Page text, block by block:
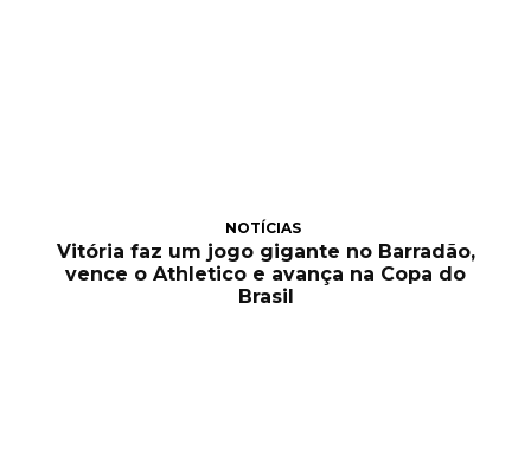
NOTÍCIAS
Vitória faz um jogo gigante no Barradão,
vence o Athletico e avança na Copa do
Brasil